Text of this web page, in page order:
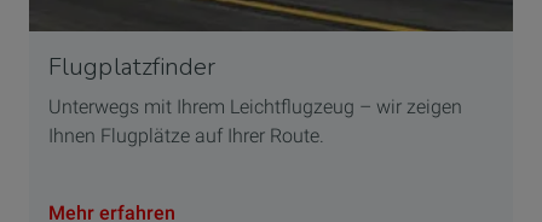
Flugplatzfinder
Unterwegs mit Ihrem Leichtflugzeug – wir zeigen
Ihnen Flugplätze auf Ihrer Route.
Mehr erfahren